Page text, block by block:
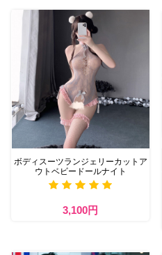
ボディスーツランジェリーカットア
ウトベビードールナイト
3,100円